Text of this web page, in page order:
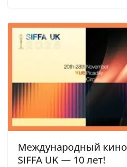
Международный
SIFFA UK — 10 лет!